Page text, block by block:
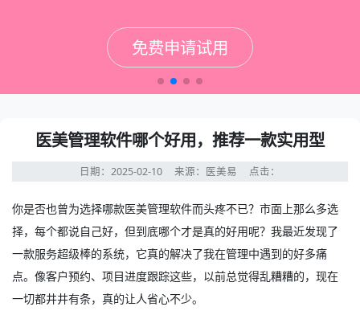
免费申请试用
免费申请试用
免费申请试用
免费申请试用
医美管理软件哪个好用，推荐一款实用型
日期：2025-02-10 来源：医美易 点击：
你是否也曾为选择哪款医美管理软件而头疼不已？市面上那么多选
择，每个都说自己好，但到底哪个才是真的好用呢？我最近发现了
一款服务超级棒的系统，它真的解决了我在管理中遇到的好多痛
点。像客户预约、项目进度跟踪这些，以前总觉得乱糟糟的，现在
一切都井井有条，真的让人省心不少。